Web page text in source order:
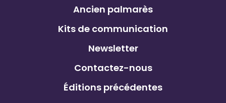
Ancien palmarès
Kits de communication
Newsletter
Contactez-nous
Éditions précédentes